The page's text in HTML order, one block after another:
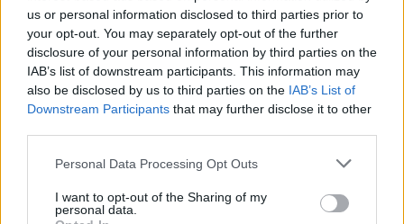
us or personal information disclosed to third parties prior to
your opt-out. You may separately opt-out of the further
disclosure of your personal information by third parties on the
IAB’s list of downstream participants. This information may
also be disclosed by us to third parties on the IAB’s List of
Downstream Participants that may further disclose it to other
Please note that this website/app uses one or more Google
not limited to your visit or usage behaviour. You may click to
grant or deny consent to Google and its third-party tags to
Personal Data Processing Opt Outs
I want to opt-out of the Sharing of my
personal data.
Από το Δίκτυο